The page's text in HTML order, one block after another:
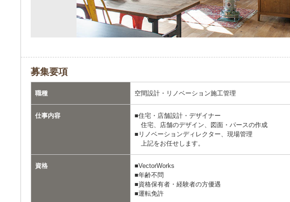
募集要項
職種 空間設計・リノベーション施工管理
仕事内容
■住宅・店舗設計・デザイナー
住宅、店舗のデザイン、図面・パースの作成
■リノベーションディレクター、現場管理
上記をお任せします。
資格
■VectorWorks
■年齢不問
■資格保有者・経験者の方優遇
■運転免許